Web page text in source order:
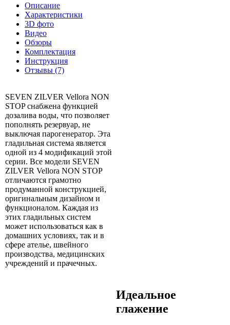
Описание
Характеристики
3D фото
Видео
Обзоры
Комплектация
Инструкция
Отзывы (7)
SEVEN ZILVER Vellora NON
STOP снабжена функцией
дозалива воды, что позволяет
пополнять резервуар, не
выключая парогенератор. Эта
гладильная система является
одной из 4 модификаций этой
серии. Все модели SEVEN
ZILVER Vellora NON STOP
отличаются грамотно
продуманной конструкцией,
оригинальным дизайном и
функционалом. Каждая из
этих гладильных систем
может использоваться как в
домашних условиях, так и в
сфере ателье, швейного
производства, медицинских
учреждений и прачечных.
Идеальное
глажение